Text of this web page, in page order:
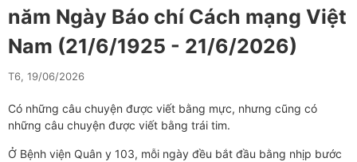
năm Ngày Báo chí Cách mạng Việt
Nam (21/6/1925 - 21/6/2026)
T6, 19/06/2026
Có những câu chuyện được viết bằng mực, nhưng cũng có
những câu chuyện được viết bằng trái tim.
Ở Bệnh viện Quân y 103, mỗi ngày đều bắt đầu bằng nhịp bước